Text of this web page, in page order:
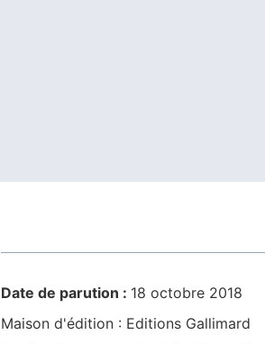
Date de parution : 18 octobre 2018
Maison d'édition : Editions Gallimard